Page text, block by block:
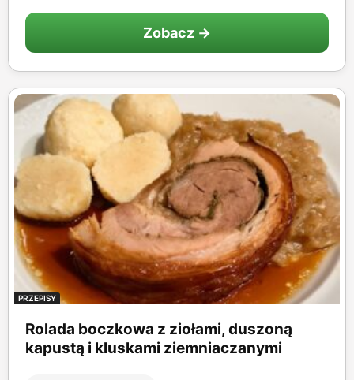
Zobacz →
PRZEPISY
Rolada boczkowa z ziołami, duszoną
kapustą i kluskami ziemniaczanymi